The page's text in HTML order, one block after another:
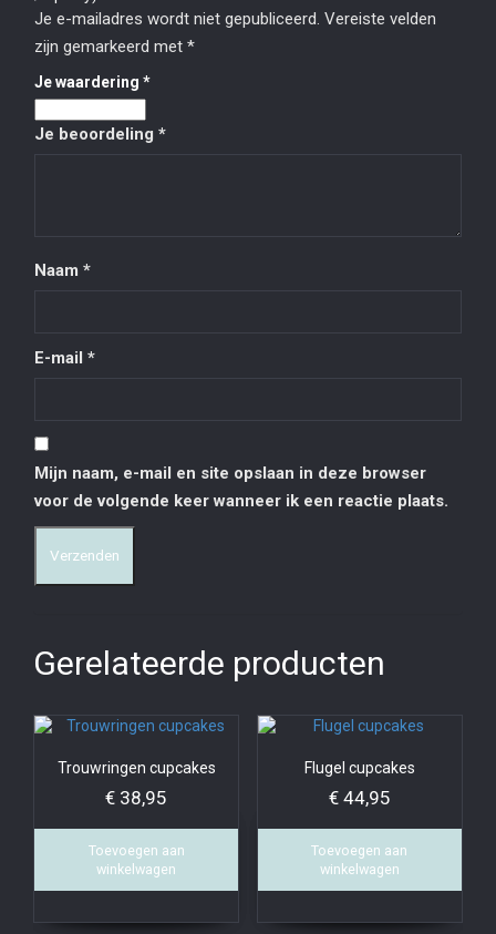
Je e-mailadres wordt niet gepubliceerd. Vereiste velden
zijn gemarkeerd met *
Je waardering *
Je beoordeling *
Naam *
E-mail *
Mijn naam, e-mail en site opslaan in deze browser
voor de volgende keer wanneer ik een reactie plaats.
Gerelateerde producten
Trouwringen cupcakes
€ 38,95
Toevoegen aan
winkelwagen
Flugel cupcakes
€44,95
Toevoegen aan
winkelwagen